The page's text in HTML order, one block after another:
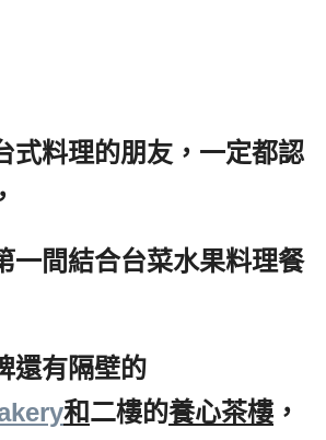
式料理的朋友，一定都認
，
一間結合台菜水果料理餐
還有隔壁的
和二樓的養心茶樓 ，